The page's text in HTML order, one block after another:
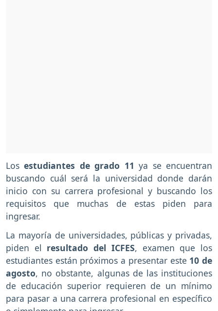
Losestudiantes de grado 11 ya se encuentran
buscando cuál será la universidad donde darán
inicio con su carrera profesional y buscando los
requisitos que muchas de estas piden para
ingresar.
La mayoría de universidades, públicas y privadas,
piden el resultado del ICFES, examen que los
estudiantes están próximos a presentar este 10 de
agosto, no obstante, algunas de las instituciones
de educación superior requieren de un mínimo
para pasar a una carrera profesional en específico